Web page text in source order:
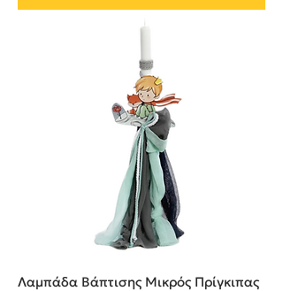
Λαμπάδα Βάπτισης Μικρός Πρίγκιπας